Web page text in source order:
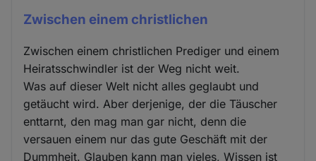
Zwischen einem christlichen
Zwischen einem christlichen Prediger und einem
Heiratsschwindler ist der Weg nicht weit.
Was auf dieser Welt nicht alles geglaubt und
getäucht wird. Aber derjenige, der die Täuscher
enttarnt, den mag man gar nicht, denn die
versauen einem nur das gute Geschäft mit der
Dummheit. Glauben kann man vieles, Wissen ist